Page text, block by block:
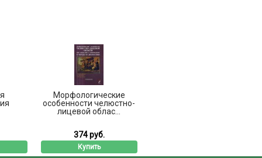
Морфологические
особенности челюстно-
лицевой облас...
374 руб.
Купить